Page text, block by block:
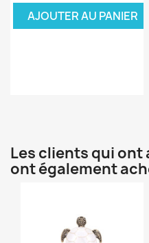
AJOUTER AU PANIER
Les clients qui
ont également